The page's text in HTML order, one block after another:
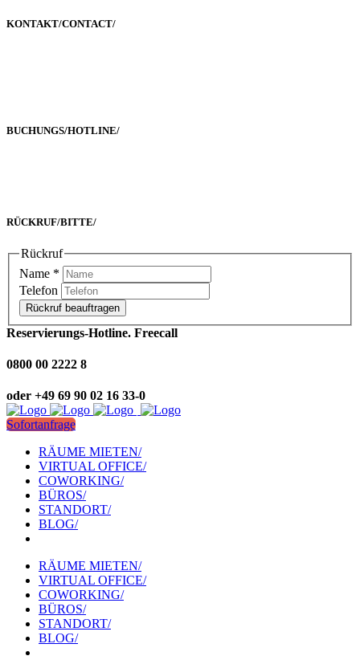
KONTAKT/CONTACT/
BUCHUNGS/HOTLINE/
RÜCKRUF/BITTE/
Rückruf
Name *
Telefon
Rückruf beauftragen
Reservierungs-Hotline. Freecall
0800 00 2222 8
oder +49 69 90 02 16 33-0
Sofortanfrage
RÄUME MIETEN/
VIRTUAL OFFICE/
COWORKING/
BÜROS/
STANDORT/
BLOG/
RÄUME MIETEN/
VIRTUAL OFFICE/
COWORKING/
BÜROS/
STANDORT/
BLOG/